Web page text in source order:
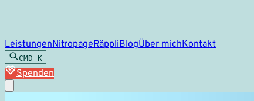
LeistungenNitropageRäppliBlogÜber michKontakt
CMD K
Spenden